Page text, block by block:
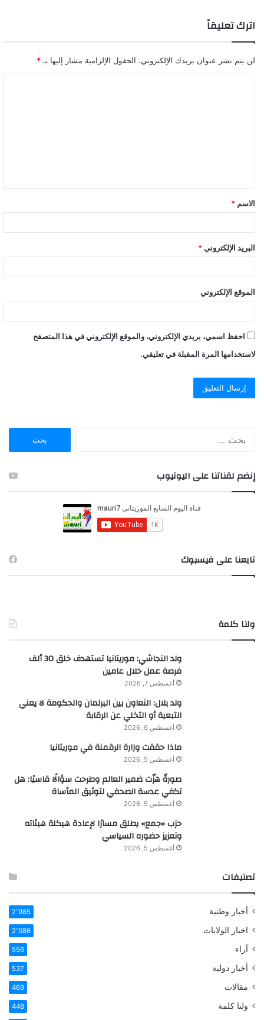
اترك تعليقاً
لن يتم نشر عنوان بريدك الإلكتروني. الحقول الإلزامية مشار إليها بـ *
ق
*
الاسم *
البريد الإلكتروني *
الموقع الإلكتروني
احفظ اسمي، بريدي الإلكتروني، والموقع الإلكتروني في هذا المتصفح
لاستخدامها المرة المقبلة في تعليقي.
ن
:
إنضم لقناتنا على اليوتيوب
تابعنا على فيسبوك
ولنا كلمة
ولد النجاشي: موريتانيا تستهدف خلق 30 ألف
فرصة عمل خلال عامين
أغسطس 7, 2026
ولد بلال: التعاون بين البرلمان والحكومة لا يعني
التبعية أو التخلي عن الرقابة
أغسطس 6, 2026
ماذا حققت وزارة الرقمنة في موريتانيا
أغسطس 5, 2026
صورةٌ هزّت ضمير العالم وطرحت سؤالًا قاسيًا: هل
تكفي عدسة الصحفي لتوثيق المأساة
أغسطس 5, 2026
حزب «جمع» يطلق مسارًا لإعادة هيكلة هيئاته
وتعزيز حضوره السياسي
أغسطس 5, 2026
تصنيفات
أخبار وطنية 2٬985
اخبار الولايات 2٬086
آراء 556
أخبار دولية 537
مقالات 469
ولنا كلمة 448